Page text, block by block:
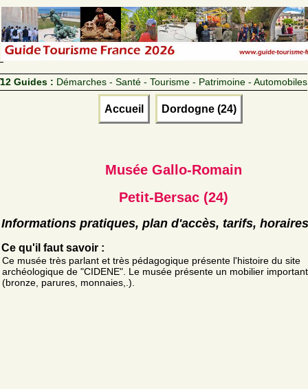
12 Guides : Démarches - Santé - Tourisme - Patrimoine - Automobiles
Accueil Dordogne (24)
Musée Gallo-Romain
Petit-Bersac (24)
Informations pratiques, plan d'accès, tarifs, horaires
Ce qu'il faut savoir :
Ce musée très parlant et très pédagogique présente l'histoire du site
archéologique de "CIDENE". Le musée présente un mobilier important
(bronze, parures, monnaies,.).